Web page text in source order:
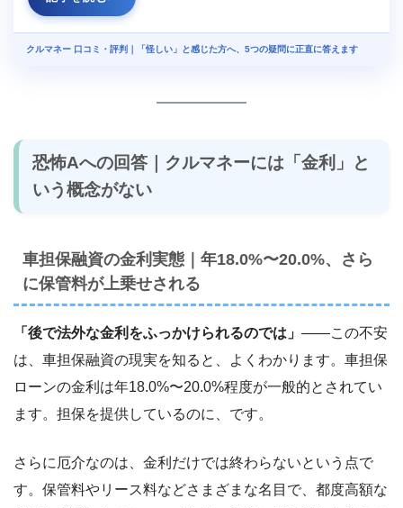
クルマネー 口コミ・評判｜「怪しい」と感じた方へ、5つの疑問に正直に答えます
恐怖Aへの回答｜クルマネーには「金利」と
いう概念がない
車担保融資の金利実態｜年18.0%〜20.0%、さら
に保管料が上乗せされる
「後で法外な金利をふっかけられるのでは」 ――この不安
は、車担保融資の現実を知ると、よくわかります。車担保
ローンの金利は年18.0%〜20.0%程度が一般的とされてい
ます。担保を提供しているのに、です。
さらに厄介なのは、金利だけでは終わらないという点で
す。保管料やリース料などさまざまな名目で、都度高額な